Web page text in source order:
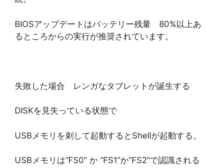
BIOSアップデートはバッテリー残量 80%以上あ
るところからの実行が推奨されています。
失敗した場合 レンガなタブレットが誕生する
DISKを見失っている状態で
USBメモリを刺して起動するとShellが起動する。
USBメモリは“FS0” か “FS1”か”FS2”で認識される